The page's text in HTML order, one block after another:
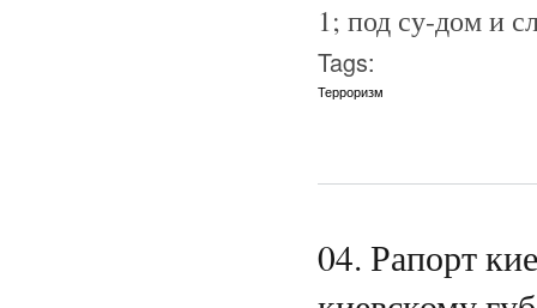
1; под су-дом и
Tags:
Терроризм
04. Рапорт